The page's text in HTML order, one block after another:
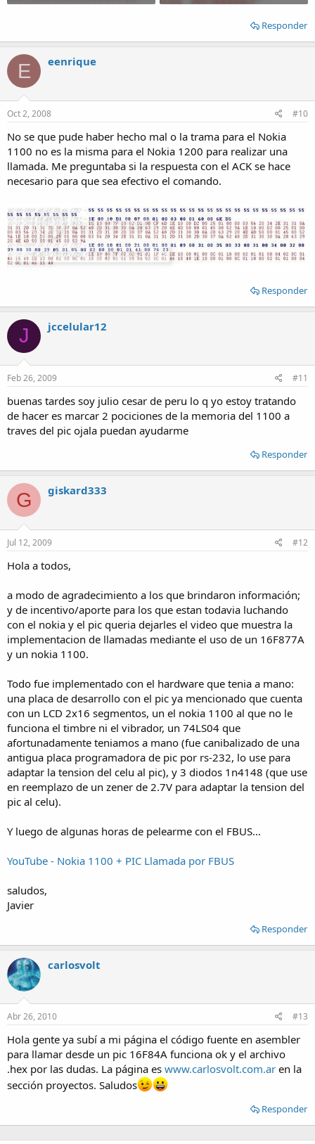
Responder
E eenrique
Oct 2, 2008 #10
No se que pude haber hecho mal o la trama para el Nokia
1100 no es la misma para el Nokia 1200 para realizar una
llamada. Me preguntaba si la respuesta con el ACK se hace
necesario para que sea efectivo el comando.
Responder
J jccelular12
Feb 26, 2009 #11
buenas tardes soy julio cesar de peru lo q yo estoy tratando
de hacer es marcar 2 pociciones de la memoria del 1100 a
traves del pic ojala puedan ayudarme
Responder
G giskard333
Jul 12, 2009 #12
Hola a todos,
a modo de agradecimiento a los que brindaron información;
y de incentivo/aporte para los que estan todavia luchando
con el nokia y el pic queria dejarles el video que muestra la
implementacion de llamadas mediante el uso de un 16F877A
y un nokia 1100.
Todo fue implementado con el hardware que tenia a mano:
una placa de desarrollo con el pic ya mencionado que cuenta
con un LCD 2x16 segmentos, un el nokia 1100 al que no le
funciona el timbre ni el vibrador, un 74LS04 que
afortunadamente teniamos a mano (fue canibalizado de una
antigua placa programadora de pic por rs-232, lo use para
adaptar la tension del celu al pic), y 3 diodos 1n4148 (que use
en reemplazo de un zener de 2.7V para adaptar la tension del
pic al celu).
Y luego de algunas horas de pelearme con el FBUS...
YouTube - Nokia 1100 + PIC Llamada por FBUS
saludos,
Javier
Responder
carlosvolt
Abr 26, 2010 #13
Hola gente ya subí a mi página el código fuente en asembler
para llamar desde un pic 16F84A funciona ok y el archivo
.hex por las dudas. La página es www.carlosvolt.com.ar en la
sección proyectos. Saludos
Responder